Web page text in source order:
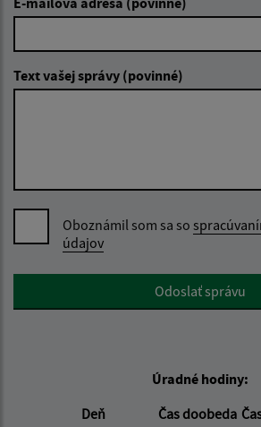
Text vašej správy (povinné)
Oboznámil som sa so
údajov
Google reCaptcha ResponseOdoslať správu
Úradné hodiny:
Deň
Čas doobeda